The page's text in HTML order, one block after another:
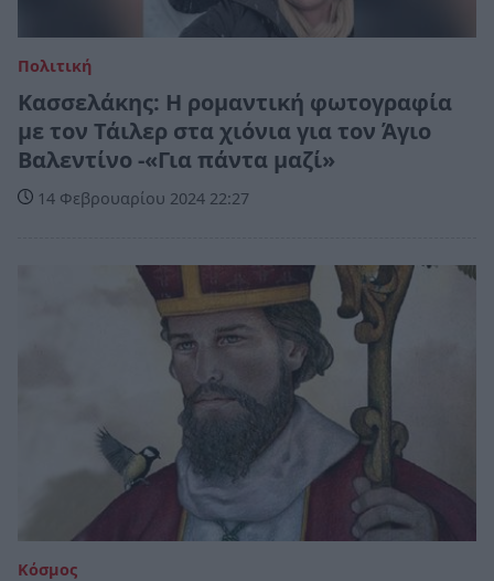
Πολιτική
Κασσελάκης: Η ρομαντική φωτογραφία
με τον Τάιλερ στα χιόνια για τον Άγιο
Βαλεντίνο -«Για πάντα μαζί»
14 Φεβρουαρίου 2024 22:27
Κόσμος